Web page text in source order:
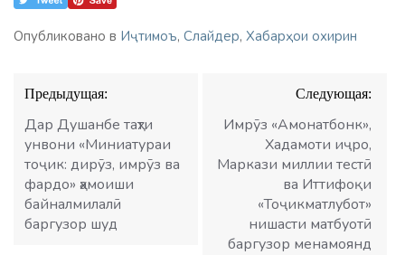
Опубликовано в Иҷтимоъ, Слайдер, Хабарҳои охирин
Навигация
по
записям
Предыдущая:
Дар Душанбе таҳти
унвони «Миниатураи
тоҷик: дирӯз, имрӯз ва
фардо» ҳамоиши
байналмилалӣ
баргузор шуд
Следующая:
Имрӯз «Амонатбонк»,
Хадамоти иҷро,
Маркази миллии тестӣ
ва Иттифоқи
«Тоҷикматлубот»
нишасти матбуотӣ
баргузор менамоянд